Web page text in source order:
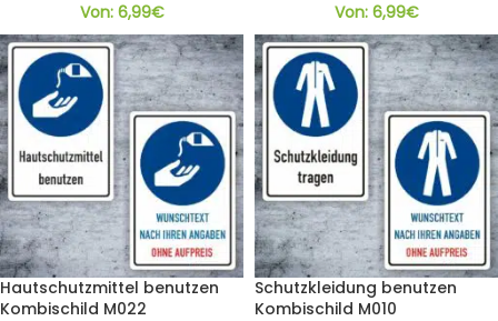
Von: 6,99€
Von: 6,99€
Hautschutzmittel benutzen
Kombischild M022
Schutzkleidung benutzen
Kombischild M010